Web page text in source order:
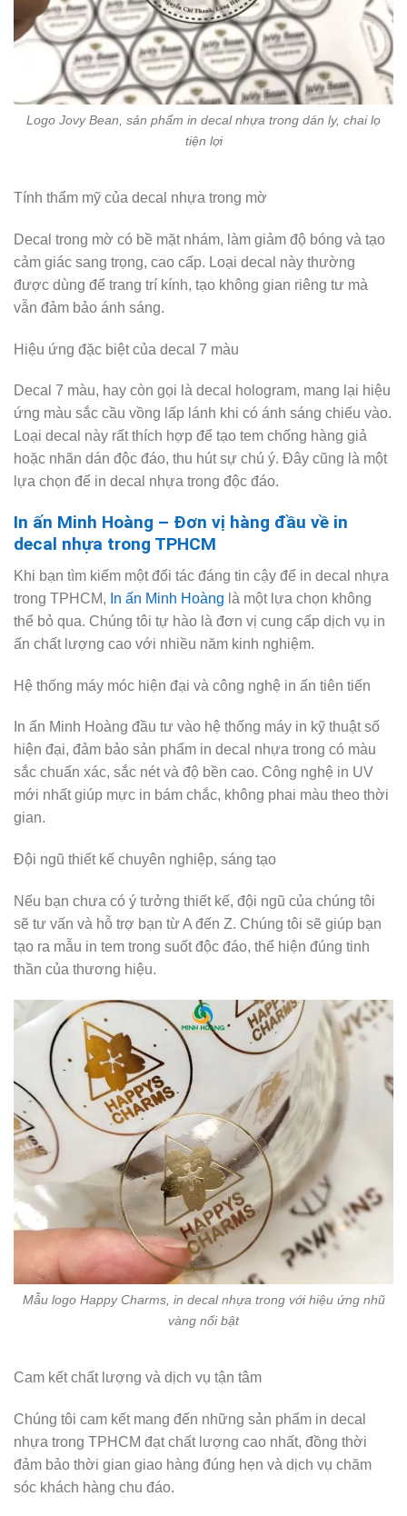
Logo Jovy Bean, sản phẩm in decal nhựa trong dán ly, chai lọ
tiện lợi
Tính thẩm mỹ của decal nhựa trong mờ
Decal trong mờ có bề mặt nhám, làm giảm độ bóng và tạo
cảm giác sang trọng, cao cấp. Loại decal này thường
được dùng để trang trí kính, tạo không gian riêng tư mà
vẫn đảm bảo ánh sáng.
Hiệu ứng đặc biệt của decal 7 màu
Decal 7 màu, hay còn gọi là decal hologram, mang lại hiệu
ứng màu sắc cầu vồng lấp lánh khi có ánh sáng chiếu vào.
Loại decal này rất thích hợp để tạo tem chống hàng giả
hoặc nhãn dán độc đáo, thu hút sự chú ý. Đây cũng là một
lựa chọn để in decal nhựa trong độc đáo.
In ấn Minh Hoàng – Đơn vị hàng đầu về in
decal nhựa trong TPHCM
Khi bạn tìm kiếm một đối tác đáng tin cậy để in decal nhựa
trong TPHCM, In ấn Minh Hoàng là một lựa chọn không
thể bỏ qua. Chúng tôi tự hào là đơn vị cung cấp dịch vụ in
ấn chất lượng cao với nhiều năm kinh nghiệm.
Hệ thống máy móc hiện đại và công nghệ in ấn tiên tiến
In ấn Minh Hoàng đầu tư vào hệ thống máy in kỹ thuật số
hiện đại, đảm bảo sản phẩm in decal nhựa trong có màu
sắc chuẩn xác, sắc nét và độ bền cao. Công nghệ in UV
mới nhất giúp mực in bám chắc, không phai màu theo thời
gian.
Đội ngũ thiết kế chuyên nghiệp, sáng tạo
Nếu bạn chưa có ý tưởng thiết kế, đội ngũ của chúng tôi
sẽ tư vấn và hỗ trợ bạn từ A đến Z. Chúng tôi sẽ giúp bạn
tạo ra mẫu in tem trong suốt độc đáo, thể hiện đúng tinh
thần của thương hiệu.
Mẫu logo Happy Charms, in decal nhựa trong với hiệu ứng nhũ
vàng nổi bật
Cam kết chất lượng và dịch vụ tận tâm
Chúng tôi cam kết mang đến những sản phẩm in decal
nhựa trong TPHCM đạt chất lượng cao nhất, đồng thời
đảm bảo thời gian giao hàng đúng hẹn và dịch vụ chăm
sóc khách hàng chu đáo.